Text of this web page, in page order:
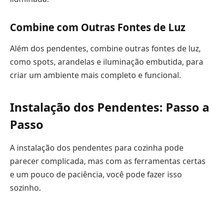
Combine com Outras Fontes de Luz
Além dos pendentes, combine outras fontes de luz,
como spots, arandelas e iluminação embutida, para
criar um ambiente mais completo e funcional.
Instalação dos Pendentes: Passo a
Passo
A instalação dos pendentes para cozinha pode
parecer complicada, mas com as ferramentas certas
e um pouco de paciência, você pode fazer isso
sozinho.